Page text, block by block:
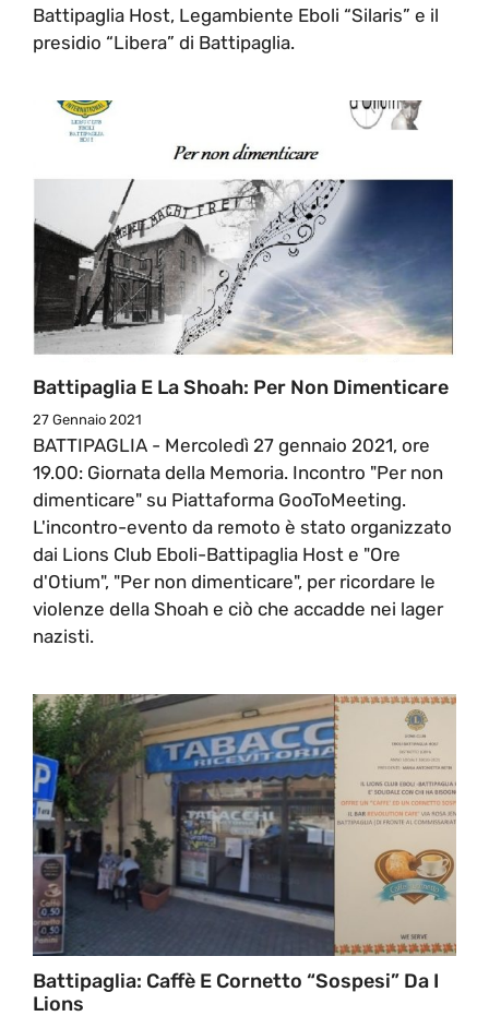
Battipaglia Host, Legambiente Eboli “Silaris” e il
presidio “Libera” di Battipaglia.
Battipaglia E La Shoah: Per Non Dimenticare
27 Gennaio 2021
BATTIPAGLIA - Mercoledì 27 gennaio 2021, ore
19.00: Giornata della Memoria. Incontro "Per non
dimenticare" su Piattaforma GooToMeeting.
L'incontro-evento da remoto è stato organizzato
dai Lions Club Eboli-Battipaglia Host e "Ore
d'Otium", "Per non dimenticare", per ricordare le
violenze della Shoah e ciò che accadde nei lager
nazisti.
Battipaglia: Caffè E Cornetto “sospesi” Da I
Lions